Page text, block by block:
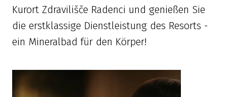
Kurort Zdravilišče Radenci und genießen Sie
die erstklassige Dienstleistung des Resorts -
ein Mineralbad für den Körper!